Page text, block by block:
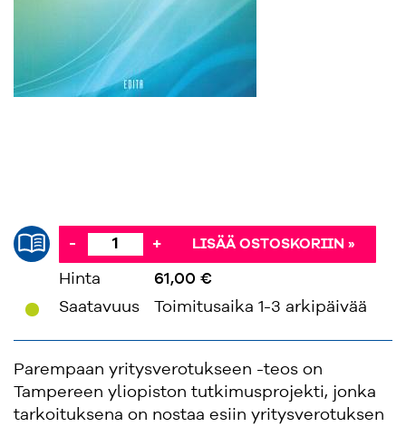
- + LISÄÄ OSTOSKORIIN »
Hinta
61,00 €
Saatavuus
Toimitusaika 1-3 arkipäivää
Parempaan yritysverotukseen -teos on
Tampereen yliopiston tutkimusprojekti, jonka
tarkoituksena on nostaa esiin yritysverotuksen